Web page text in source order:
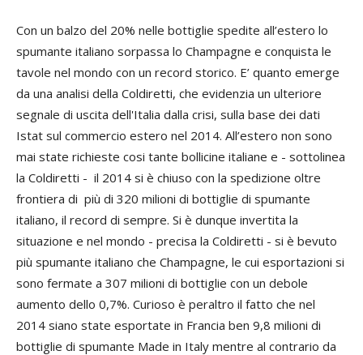
Con un balzo del 20% nelle bottiglie spedite all’estero lo
spumante italiano sorpassa lo Champagne e conquista le
tavole nel mondo con un record storico. E’ quanto emerge
da una analisi della Coldiretti, che evidenzia un ulteriore
segnale di uscita dell'Italia dalla crisi, sulla base dei dati
Istat sul commercio estero nel 2014. All’estero non sono
mai state richieste cosi tante bollicine italiane e - sottolinea
la Coldiretti - il 2014 si è chiuso con la spedizione oltre
frontiera di più di 320 milioni di bottiglie di spumante
italiano, il record di sempre. Si è dunque invertita la
situazione e nel mondo - precisa la Coldiretti - si è bevuto
più spumante italiano che Champagne, le cui esportazioni si
sono fermate a 307 milioni di bottiglie con un debole
aumento dello 0,7%. Curioso è peraltro il fatto che nel
2014 siano state esportate in Francia ben 9,8 milioni di
bottiglie di spumante Made in Italy mentre al contrario da